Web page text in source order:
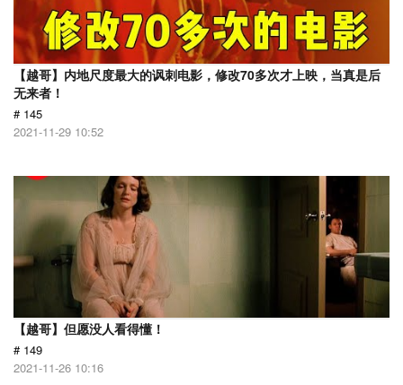
【越哥】内地尺度最大的讽刺电影，修改70多次才上映，当真是后
无来者！
# 145
2021-11-29 10:52
【越哥】但愿没人看得懂！
# 149
2021-11-26 10:16